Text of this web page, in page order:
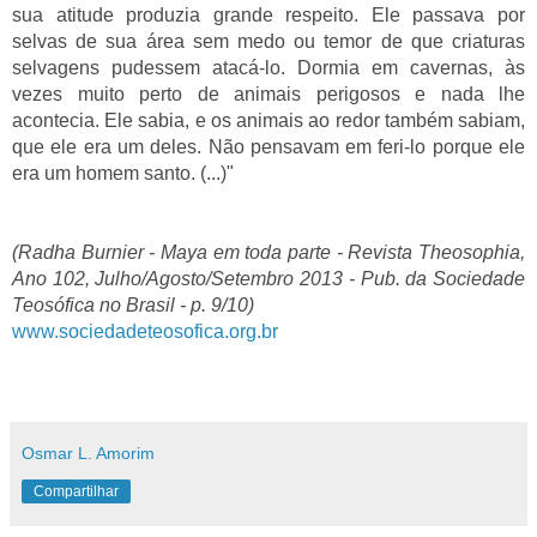
sua atitude produzia grande respeito. Ele passava por
selvas de sua área sem medo ou temor de que criaturas
selvagens pudessem atacá-lo. Dormia em cavernas, às
vezes muito perto de animais perigosos e nada lhe
acontecia. Ele sabia, e os animais ao redor também sabiam,
que ele era um deles. Não pensavam em feri-lo porque ele
era um homem santo. (...)"
(Radha Burnier - Maya em toda parte - Revista Theosophia,
Ano 102, Julho/Agosto/Setembro 2013 - Pub. da Sociedade
Teosófica no Brasil - p. 9/10)
www.sociedadeteosofica.org.br
Osmar L. Amorim
Compartilhar